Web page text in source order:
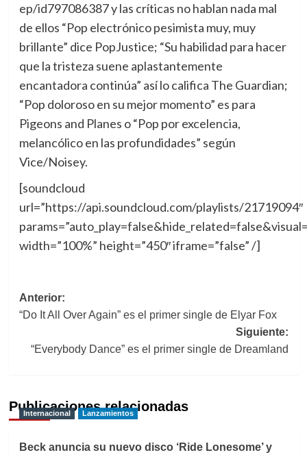
ep/id797086387 y las críticas no hablan nada mal
de ellos “Pop electrónico pesimista muy, muy
brillante” dice PopJustice; “Su habilidad para hacer
que la tristeza suene aplastantemente
encantadora continúa” así lo califica The Guardian;
“Pop doloroso en su mejor momento” es para
Pigeons and Planes o “Pop por excelencia,
melancólico en las profundidades” según
Vice/Noisey.
[soundcloud
url=”https://api.soundcloud.com/playlists/21719094″
width=”100%” height=”450″ iframe=”false” /]
Navegación
de
entradas
Anterior:
“Do It All Over Again” es el primer single de Elyar Fox
Siguiente:
“Everybody Dance” es el primer single de Dreamland
Publicaciones relacionadas
Internacional Lanzamientos
Beck anuncia su nuevo disco ‘Ride Lonesome’ y